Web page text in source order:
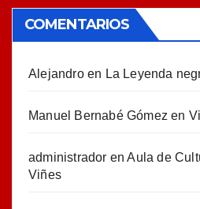
COMENTARIOS
Alejandroen La Leyenda
Manuel Bernabé Gómez en
administrador enAula de
Viñes